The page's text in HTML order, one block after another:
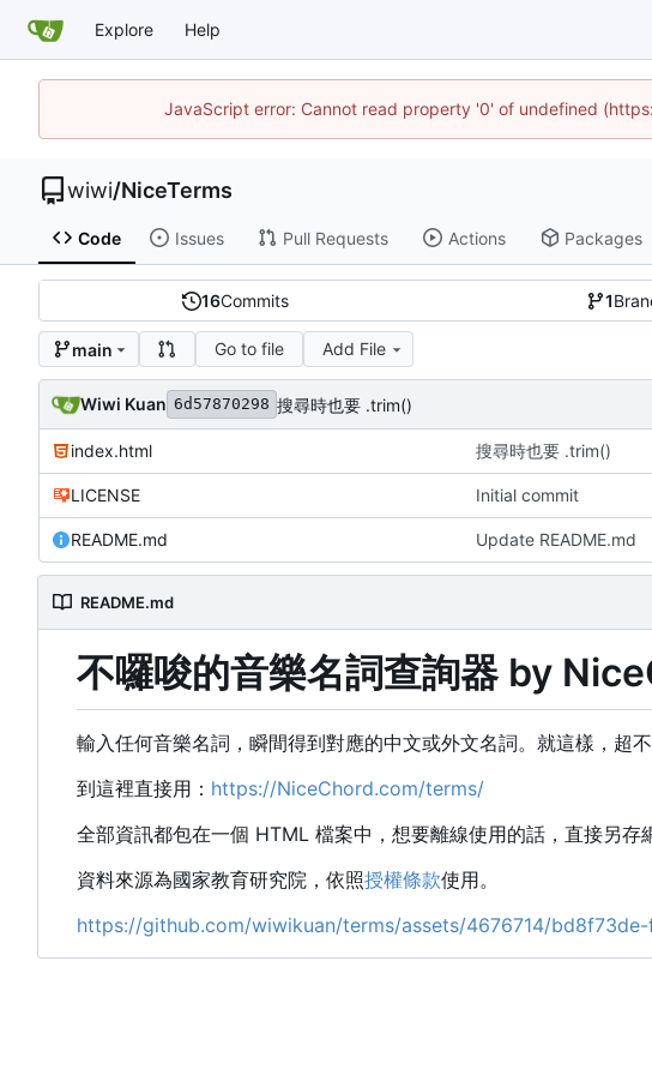
Explore Help
JavaScript error: Cannot read property '0' of undefined
wiwi/NiceTerms
Code Issues Pull Requests Actions Packages
16Commits 1
main Go to file Add File
Wiwi Kuan 6d57870298 搜尋時也要 .trim()
index.html 搜尋時也要 .trim()
LICENSE Initial commit
README.md Update README.md
README.md
不囉唆的音樂名詞查詢器 by
輸入任何音樂名詞，瞬間得到對應的中文或外文名詞。就這樣，超不
到這裡直接用： https://NiceChord.com/terms/
全部資訊都包在一個 HTML 檔案中，想要離線使用的話，直接另存
資料來源為國家教育研究院，依照授權條款使用。
https://github.com/wiwikuan/terms/assets/4676714/